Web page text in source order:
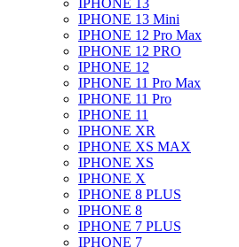
IPHONE 13
IPHONE 13 Mini
IPHONE 12 Pro Max
IPHONE 12 PRO
IPHONE 12
IPHONE 11 Pro Max
IPHONE 11 Pro
IPHONE 11
IPHONE XR
IPHONE XS MAX
IPHONE XS
IPHONE X
IPHONE 8 PLUS
IPHONE 8
IPHONE 7 PLUS
IPHONE 7